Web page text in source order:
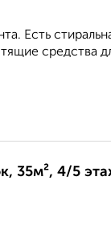
Есть
средства
35м², 4/5